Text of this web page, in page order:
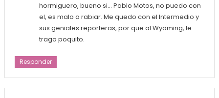
hormiguero, bueno si… Pablo Motos, no puedo con
el, es malo a rabiar. Me quedo con el Intermedio y
sus geniales reporteras, por que al Wyoming, le
trago poquito.
Responder